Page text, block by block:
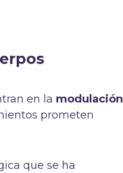
en la modulación
prometen
que se ha